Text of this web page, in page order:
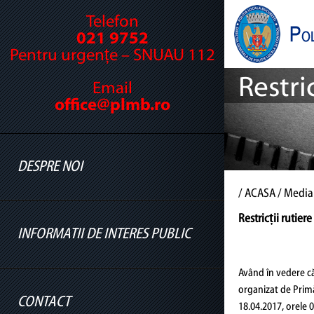
Telefon
021 9752
Pentru urgențe – SNUAU 112
Email
office@plmb.ro
DESPRE NOI
Cine suntem
Legislație
Conducere
INFORMATII DE INTERES PUBLIC
Informatii legislatie
CONTACT
/ ACASA/
Restricții rutiere
Având în vedere
organizat de
18.04.2017,